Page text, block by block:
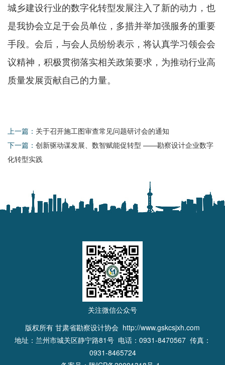
城乡建设行业的数字化转型发展注入了新的动力，也
是我协会立足于会员单位，多措并举加强服务的重要
手段。会后，与会人员纷纷表示，将认真学习领会会
议精神，积极贯彻落实相关政策要求，为推动行业高
质量发展贡献自己的力量。
上一篇： 关于召开施工图审查常见问题研讨会的通知
下一篇： 创新驱动谋发展、数智赋能促转型 ——勘察设计企业数字
化转型实践
关注微信公众号
版权所有 甘肃省勘察设计协会 http://www.gskcsjxh.com
地址：兰州市城关区静宁路81号 电话：0931-8470567 传真：
0931-8465724